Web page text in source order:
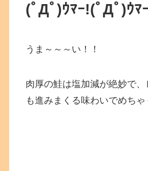
(ﾟДﾟ)ｳﾏｰ!(ﾟДﾟ)ｳﾏ
うま～～～い！！
肉厚の鮭は塩加減が絶妙で、
も進みまくる味わいでめちゃ